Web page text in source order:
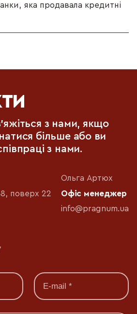
яка продавала кредитні
з нами, якщо
більше або ви
з нами.
поверх 22
Ольга Артюх
Офіс менеджер
info@pragnum.ua